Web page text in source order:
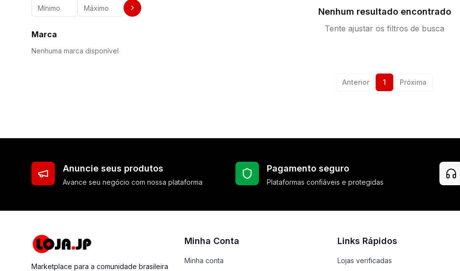
Marca
Nenhuma marca disponível
Nenhum resultado encontrado
Tente ajustar os filtros de busca
Anterior 1 Próxima
Anuncie seus produtos
Avance seu negócio com nossa plataforma
Pagamento seguro
Plataformas confiáveis e protegidas
Marketplace para a comunidade brasileira
Minha Conta
Minha conta
Links Rápidos
Lojas verificadas